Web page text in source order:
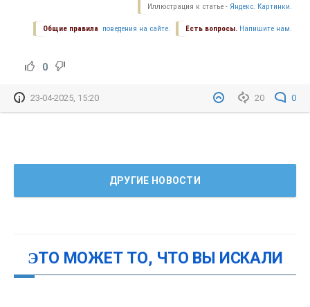
Иллюстрация к статье - Яндекс. Картинки.
Есть вопросы. Напишите нам.
Общие правила поведения на сайте.
0
20 0
23-04-2025, 15:20
ДРУГИЕ НОВОСТИ
ЭТО МОЖЕТ ТО, ЧТО ВЫ ИСКАЛИ